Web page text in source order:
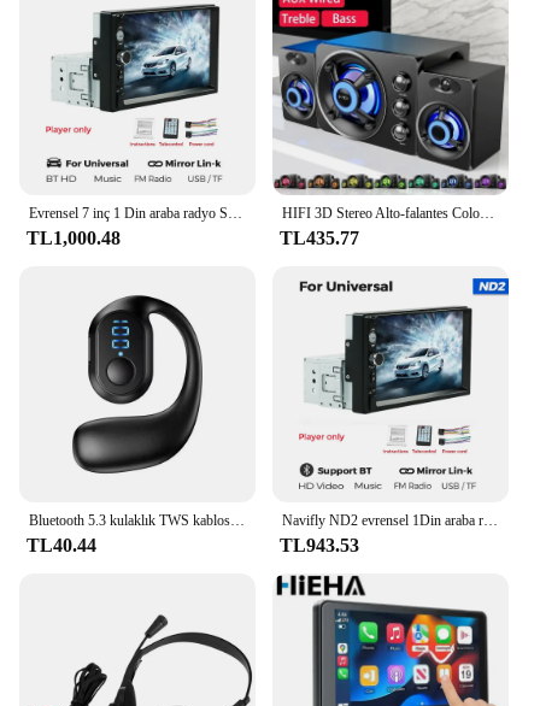
can enjoy your music for up to 10 hours without
interruption. This speaker is not just a device; it's a
reliable companion for all your audio needs.
Whether you're a vendor, supplier, or an individual
looking for a high-quality stereo speaker with noise
cancellation, this product is sure to meet and exceed
your expectations.
Evrensel 7 inç 1 Din araba radyo Stereo MP3 MP5 multimedya oynatıcı desteği SWC/AUX/BT/SD/USB/Mirrorlink/FM/RCA/HD Video/U disk
TL1,000.48
HIFI 3D Stereo Alto-falantes Coloridos LED Luz Pesada AUX USB Com Fio Sem Fio Bluetooth Áudio ev sineması Surround Som Bar TV
TL435.77
Bluetooth 5.3 kulaklık TWS kablosuz kulak kancası kulaklık HiFi Stereo gürültü azaltma kulaklık Huawei Xiaomi için su geçirmez kulaklık
TL40.44
Navifly ND2 evrensel 1Din araba radyo Stereo 7 inç HD dokunmatik ekran multimedya oynatıcı BT Autoaudio FM alıcı ayna bağlantı monitör
TL943.53